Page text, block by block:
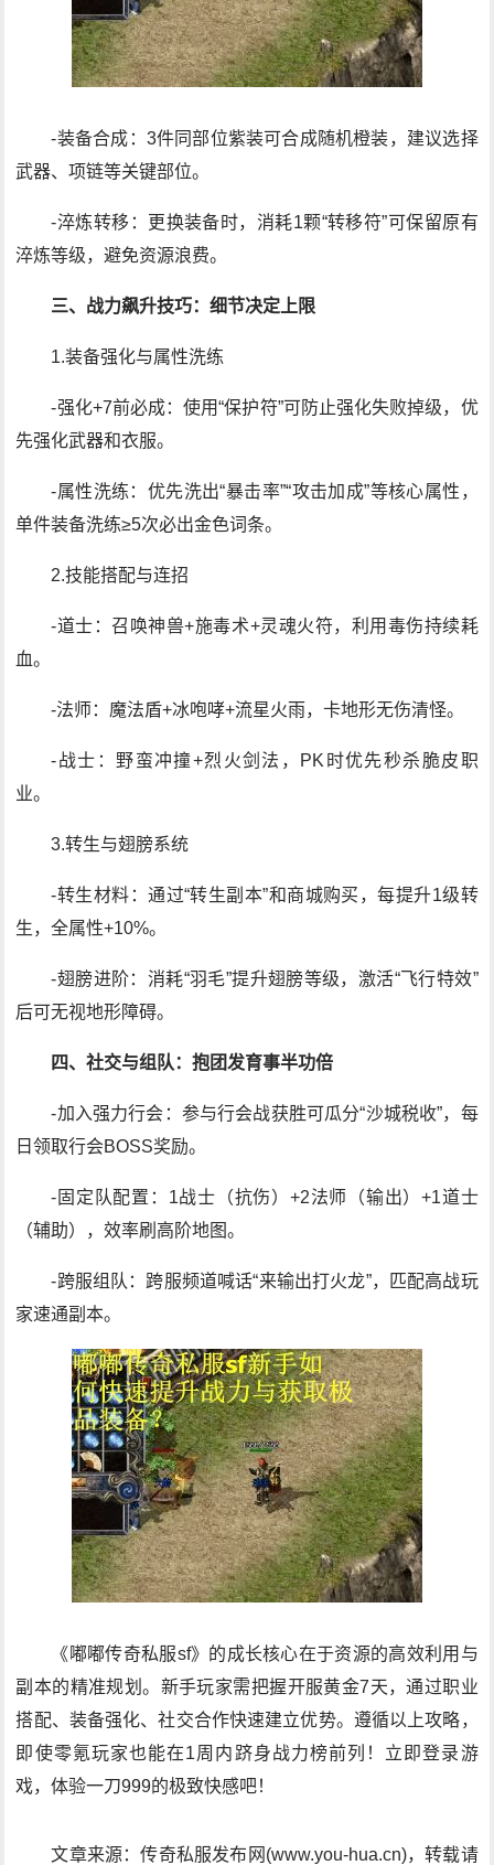
-装备合成：3件同部位紫装可合成随机橙装，建议选择
武器、项链等关键部位。
-淬炼转移：更换装备时，消耗1颗“转移符”可保留原有
淬炼等级，避免资源浪费。
三、战力飙升技巧：细节决定上限
1.装备强化与属性洗练
-强化+7前必成：使用“保护符”可防止强化失败掉级，优
先强化武器和衣服。
-属性洗练：优先洗出“暴击率”“攻击加成”等核心属性，
单件装备洗练≥5次必出金色词条。
2.技能搭配与连招
-道士：召唤神兽+施毒术+灵魂火符，利用毒伤持续耗
血。
-法师：魔法盾+冰咆哮+流星火雨，卡地形无伤清怪。
-战士：野蛮冲撞+烈火剑法，PK时优先秒杀脆皮职
业。
3.转生与翅膀系统
-转生材料：通过“转生副本”和商城购买，每提升1级转
生，全属性+10%。
-翅膀进阶：消耗“羽毛”提升翅膀等级，激活“飞行特效”
后可无视地形障碍。
四、社交与组队：抱团发育事半功倍
-加入强力行会：参与行会战获胜可瓜分“沙城税收”，每
日领取行会BOSS奖励。
-固定队配置：1战士（抗伤）+2法师（输出）+1道士
（辅助），效率刷高阶地图。
-跨服组队：跨服频道喊话“来输出打火龙”，匹配高战玩
家速通副本。
《嘟嘟传奇私服sf》的成长核心在于资源的高效利用与
副本的精准规划。新手玩家需把握开服黄金7天，通过职业
搭配、装备强化、社交合作快速建立优势。遵循以上攻略，
即使零氪玩家也能在1周内跻身战力榜前列！立即登录游
戏，体验一刀999的极致快感吧！
文章来源：传奇私服发布网(www.you-hua.cn)，转载请